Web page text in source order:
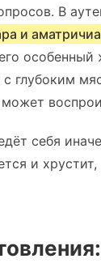
В
и
его
глубоким
себя
и